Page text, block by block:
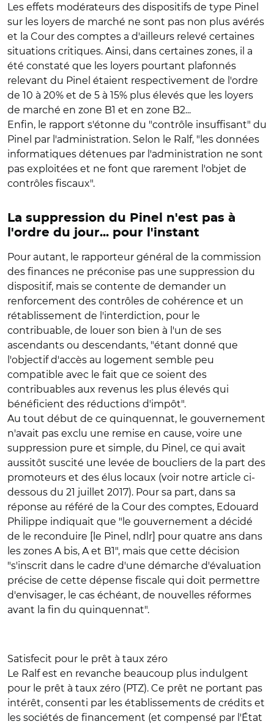
Les effets modérateurs des dispositifs de type Pinel
sur les loyers de marché ne sont pas non plus avérés
et la Cour des comptes a d'ailleurs relevé certaines
situations critiques. Ainsi, dans certaines zones, il a
été constaté que les loyers pourtant plafonnés
relevant du Pinel étaient respectivement de l'ordre
de 10 à 20% et de 5 à 15% plus élevés que les loyers
de marché en zone B1 et en zone B2...
Enfin, le rapport s'étonne du "contrôle insuffisant" du
Pinel par l'administration. Selon le Ralf, "les données
informatiques détenues par l'administration ne sont
pas exploitées et ne font que rarement l'objet de
contrôles fiscaux".
La suppression du Pinel n'est pas à
l'ordre du jour... pour l'instant
Pour autant, le rapporteur général de la commission
des finances ne préconise pas une suppression du
dispositif, mais se contente de demander un
renforcement des contrôles de cohérence et un
rétablissement de l'interdiction, pour le
contribuable, de louer son bien à l'un de ses
ascendants ou descendants, "étant donné que
l'objectif d'accès au logement semble peu
compatible avec le fait que ce soient des
contribuables aux revenus les plus élevés qui
bénéficient des réductions d'impôt".
Au tout début de ce quinquennat, le gouvernement
n'avait pas exclu une remise en cause, voire une
suppression pure et simple, du Pinel, ce qui avait
aussitôt suscité une levée de boucliers de la part des
promoteurs et des élus locaux (voir notre article ci-
dessous du 21 juillet 2017). Pour sa part, dans sa
réponse au référé de la Cour des comptes, Edouard
Philippe indiquait que "le gouvernement a décidé
de le reconduire [le Pinel, ndlr] pour quatre ans dans
les zones A bis, A et B1", mais que cette décision
"s'inscrit dans le cadre d'une démarche d'évaluation
précise de cette dépense fiscale qui doit permettre
d'envisager, le cas échéant, de nouvelles réformes
avant la fin du quinquennat".
Satisfecit pour le prêt à taux zéro
Le Ralf est en revanche beaucoup plus indulgent
pour le prêt à taux zéro (PTZ). Ce prêt ne portant pas
intérêt, consenti par les établissements de crédits et
les sociétés de financement (et compensé par l'État